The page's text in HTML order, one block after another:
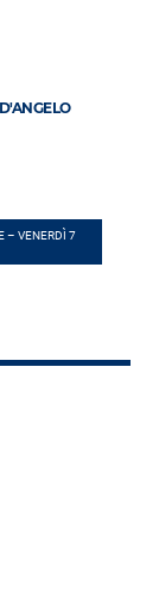
– VENERDÌ 7